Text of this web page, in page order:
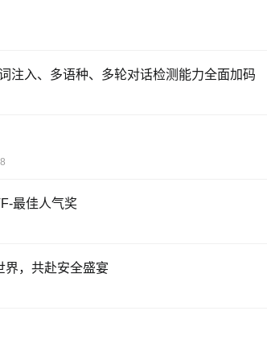
注入、多语种、多轮对话检测能力全面加码
最佳人气奖
界，共赴安全盛宴